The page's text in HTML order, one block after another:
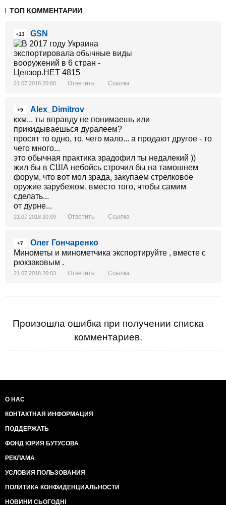
ТОП КОММЕНТАРИИ
+13 GSN
21.07.2018 20:00 Ответить Ссылка
+9
Alex_Dimitrov
кхм... ты вправду не понимаешь или
прикидываешься дуралеем?
просят то одно, то, чего мало... а продают другое - то
чего много...
это обычная практика зрадофил ты недалекий ))
жил бы в США небойсь строчил бы на тамошнем
форум, что вот мол зрада, закупаем стрелковое
оружие зарубежом, вместо того, чтобы самим
сделать...
от дурне...
21.07.2018 20:09 Ответить Ссылка
+7
Олег Гончаренко
Минометы и минометчика экспортируйте , вместе с
рюкзаковым .
21.07.2018 20:03 Ответить Ссылка
Произошла ошибка при получении списка
комментариев.
О НАС
КОНТАКТНАЯ ИНФОРМАЦИЯ
ПОДДЕРЖАТЬ
ФОНД ЮРИЯ БУТУСОВА
РЕКЛАМА
УСЛОВИЯ ПОЛЬЗОВАНИЯ
ПОЛИТИКА КОНФИДЕНЦИАЛЬНОСТИ
НОВИНИ СЬОГОДНІ